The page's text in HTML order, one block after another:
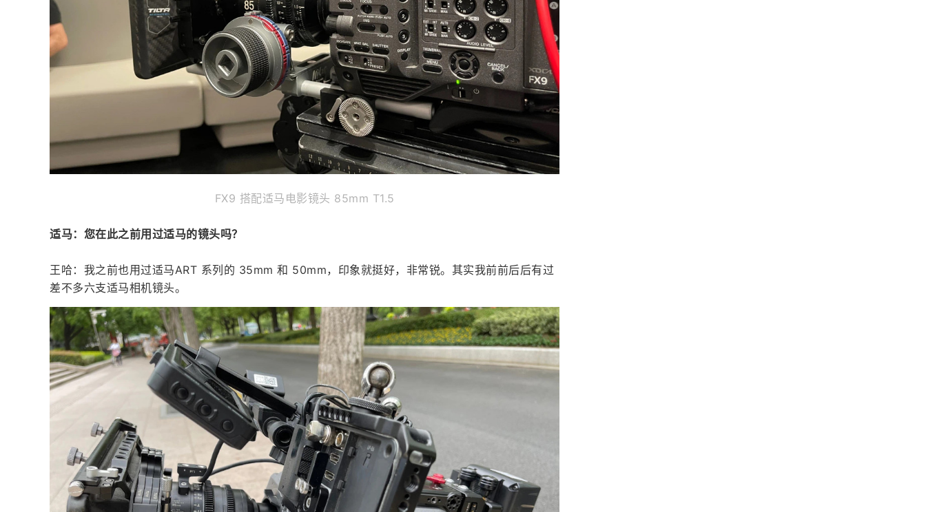
FX9 搭配适马电影镜头 85mm T1.5
适马：您在此之前用过适马的镜头吗？
王哈：我之前也用过适马ART 系列的 35mm 和 50mm，印象就挺好，非常锐。其实我前前后后有过
差不多六支适马相机镜头。